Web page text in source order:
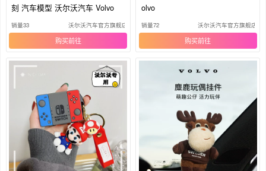
刻 汽车模型 沃尔沃汽车 Volvo
销量33 沃尔沃汽车官方旗舰店
购买
olvo
销量72 沃尔沃汽车官方旗舰店
购买